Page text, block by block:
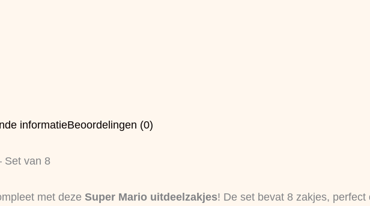
informatieBeoordelingen (0)
Set van 8
met deze Super Mario uitdeelzakjes! De set bevat 8 zakjes,